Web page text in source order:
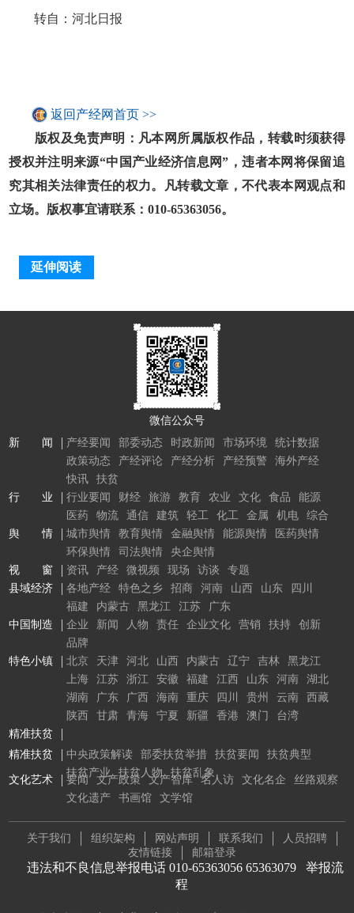
转自：河北日报
返回产经网首页 >>
版权及免责声明：凡本网所属版权作品，转载时须获得
授权并注明来源“中国产业经济信息网”，违者本网将保留追
究其相关法律责任的权力。凡转载文章，不代表本网观点和
立场。版权事宜请联系：010-65363056。
延伸阅读
微信公众号
新 闻
产经要闻 部委动态 时政新闻 市场环境
统计数据
政策动态
产经评论 产经分析 产经预警
海外产经
快讯
扶贫
行 业
行业要闻 财经 旅游 教育 农业 文化 食品
能源
医药
物流 通信 建筑 轻工 化工 金属 机电
综合
舆 情
城市舆情 教育舆情 金融舆情 能源舆情
医药舆情
环保舆情
司法舆情
央企舆情
视 窗
资讯 产经 微视频 现场 访谈
专题
县域经济
各地产经 特色之乡 招商 河南 山西 山东
四川
福建
内蒙古 黑龙江 江苏
广东
中国制造
企业 新闻 人物 责任 企业文化 营销 扶持
创新
品牌
特色小镇
北京 天津 河北 山西 内蒙古 辽宁 吉林
黑龙江
上海
江苏 浙江 安徽 福建 江西 山东 河南
湖北
湖南
广东 广西 海南 重庆 四川 贵州 云南
西藏
陕西
甘肃 青海 宁夏 新疆 香港 澳门
台湾
精准扶贫
文化艺术 要闻 文产政策 文产智库 名人访 文化名企
丝路观察
文化遗产
书画馆 文学馆
精准扶贫 中央政策解读 部委扶贫举措 扶贫要闻
扶贫典型
扶贫产业
扶贫人物 扶贫乱象
关于我们 组织架构 网站声明 联系我们
人员招聘
友情链接
邮箱登录
违法和不良信息举报电话 010-65363056 65363079 举报流
程